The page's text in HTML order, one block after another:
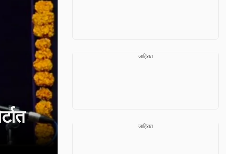
जाहिरात
जाहिरात